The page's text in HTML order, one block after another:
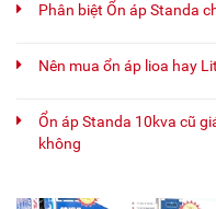
Phân biệt Ổn áp Standa
Nên mua ổn áp lioa hay
Ổn áp Standa 10kva cũ
không